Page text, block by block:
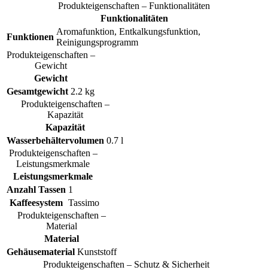
Produkteigenschaften – Funktionalitäten
Funktionalitäten
Funktionen
Aromafunktion, Entkalkungsfunktion,
Reinigungsprogramm
Produkteigenschaften –
Gewicht
Gewicht
Gesamtgewicht 2.2 kg
Produkteigenschaften –
Kapazität
Kapazität
Wasserbehältervolumen 0.7 l
Produkteigenschaften –
Leistungsmerkmale
Leistungsmerkmale
Anzahl Tassen 1
Kaffeesystem Tassimo
Produkteigenschaften –
Material
Material
Gehäusematerial Kunststoff
Produkteigenschaften – Schutz & Sicherheit